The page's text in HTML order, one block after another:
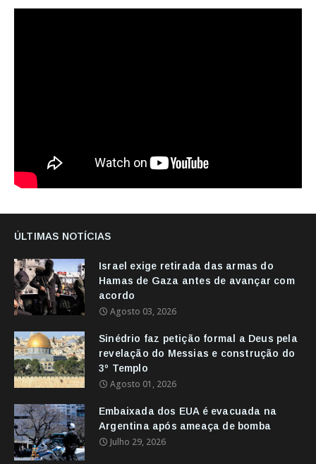
ÚLTIMAS NOTÍCIAS
Israel exige retirada das armas do
Hamas de Gaza antes de avançar com
acordo
Agosto 03, 2026
Sinédrio faz petição formal a Deus pela
revelação do Messias e construção do
3º Templo
Agosto 01, 2026
Embaixada dos EUA é evacuada na
Argentina após ameaça de bomba
Julho 29, 2026